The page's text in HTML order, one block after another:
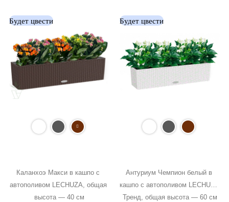
Будет цвести
Каланхоэ Макси в кашпо с
автополивом LECHUZA, общая
высота — 40 см
Будет цвести
Антуриум Чемпион белый в
кашпо с автополивом LECHUZA
Тренд, общая высота — 60 см